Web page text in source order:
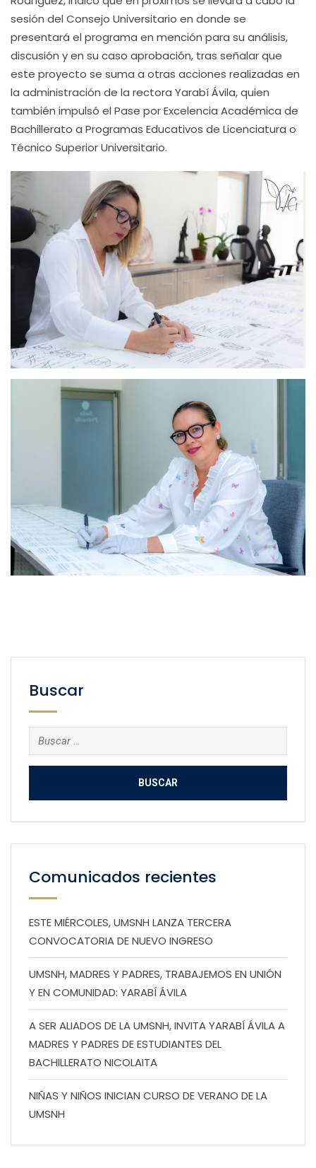
sesión del Consejo Universitario en donde se
presentará el programa en mención para su análisis,
discusión y en su caso aprobación, tras señalar que
este proyecto se suma a otras acciones realizadas en
la administración de la rectora Yarabí Ávila, quien
también impulsó el Pase por Excelencia Académica de
Bachillerato a Programas Educativos de Licenciatura o
Técnico Superior Universitario.
Buscar
Buscar:
Comunicados recientes
ESTE MIÉRCOLES, UMSNH LANZA TERCERA
CONVOCATORIA DE NUEVO INGRESO
UMSNH, MADRES Y PADRES, TRABAJEMOS EN UNIÓN
Y EN COMUNIDAD: YARABÍ ÁVILA
A SER ALIADOS DE LA UMSNH, INVITA YARABÍ ÁVILA A
MADRES Y PADRES DE ESTUDIANTES DEL
BACHILLERATO NICOLAITA
NIÑAS Y NIÑOS INICIAN CURSO DE VERANO DE LA
UMSNH